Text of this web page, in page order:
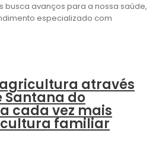
busca avanços para a nossa saúde,
especializado com
através
Santana do
cada vez mais
familiar